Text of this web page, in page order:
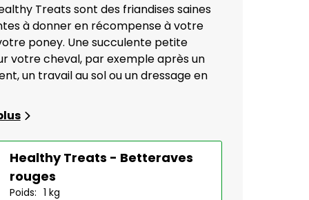
Treats sont des friandises saines
à donner en récompense à votre
poney. Une succulente petite
votre cheval, par exemple après un
un travail au sol ou un dressage en
Healthy Treats - Betteraves
rouges
Poids: 1 kg